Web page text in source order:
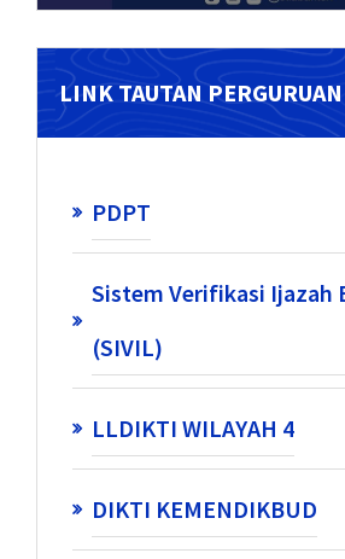
LINK TAUTAN
PDPT
Sistem Verifikasi Ijazah
(SIVIL)
LLDIKTI WILAYAH 4
DIKTI KEMENDIKBUD